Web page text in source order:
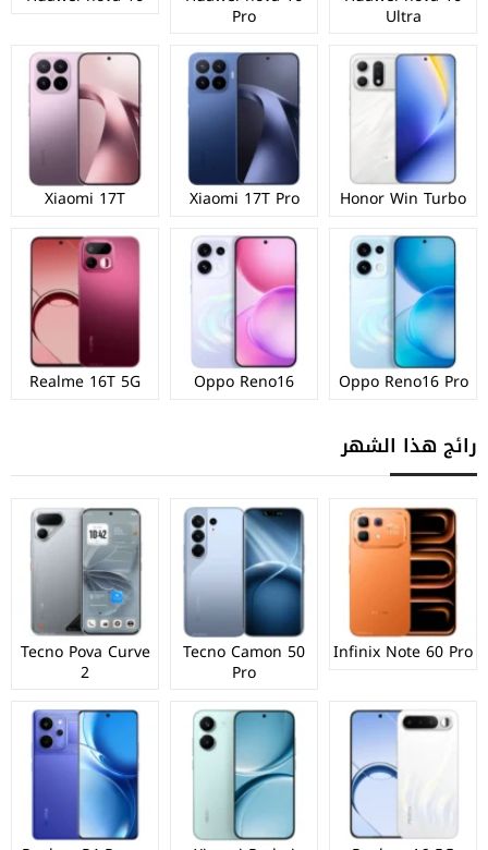
Ultra
Pro
Honor Win Turbo
Xiaomi 17T Pro
Xiaomi 17T
Oppo Reno16 Pro
Oppo Reno16
Realme 16T 5G
رائج هذا الشهر
Infinix Note 60 Pro
Tecno Camon 50
Pro
Tecno Pova Curve
2